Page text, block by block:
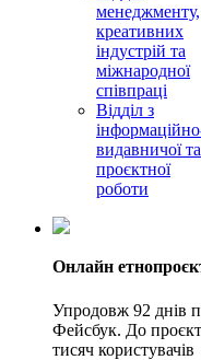
менеджменту,
креативних
індустрій та
міжнародної
співпраці
Відділ з
видавничої та
проєктної
роботи
Онлайн
Упродовж 92 днів
Фейсбук. До
тисяч користувачів